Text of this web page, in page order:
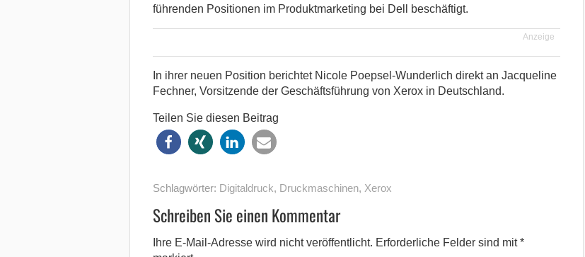
führenden Positionen im Produktmarketing bei Dell beschäftigt.
Anzeige
In ihrer neuen Position berichtet Nicole Poepsel-Wunderlich direkt an Jacqueline
Fechner, Vorsitzende der Geschäftsführung von Xerox in Deutschland.
Teilen Sie diesen Beitrag
Schlagwörter: Digitaldruck, Druckmaschinen, Xerox
Schreiben Sie einen Kommentar
Ihre E-Mail-Adresse wird nicht veröffentlicht. Erforderliche Felder sind mit*